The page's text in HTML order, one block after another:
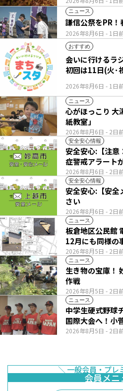
ニュース
2026年8月6日 - 1日
謙信公祭をPR
おすすめ
2026年8月6日 - 1日
会いに行けるラ
初回は11日(火･
ニュース
2026年8月6日 - 2日
心がほっこり 大
紙教室」
安全安心情報
2026年8月6日 - 2日
安全安心:【注意
症警戒アラート
安全安心情報
2026年8月6日 - 2日
安全安心:【安全
さい
ニュース
2026年8月5日 - 2日
板倉地区公民館 電
12月にも同様の
ニュース
2026年8月5日 - 2日
生き物の宝庫！
作戦
ニュース
2026年8月5日 - 2日
中学生硬式野球
国際大会へ！小